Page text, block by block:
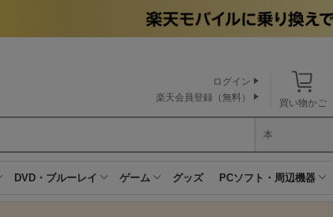
買い物かご
ログイン
楽天会員登録（無料）
本
DVD・ブルーレイ ゲーム グッズ PCソフト・周辺機器